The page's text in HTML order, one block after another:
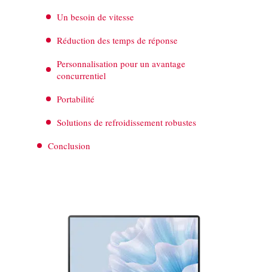
Un besoin de vitesse
Réduction des temps de réponse
Personnalisation pour un avantage
concurrentiel
Portabilité
Solutions de refroidissement robustes
Conclusion